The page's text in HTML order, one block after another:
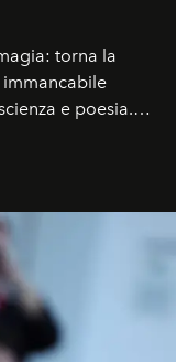
torna la
e poesia.
verso la volta